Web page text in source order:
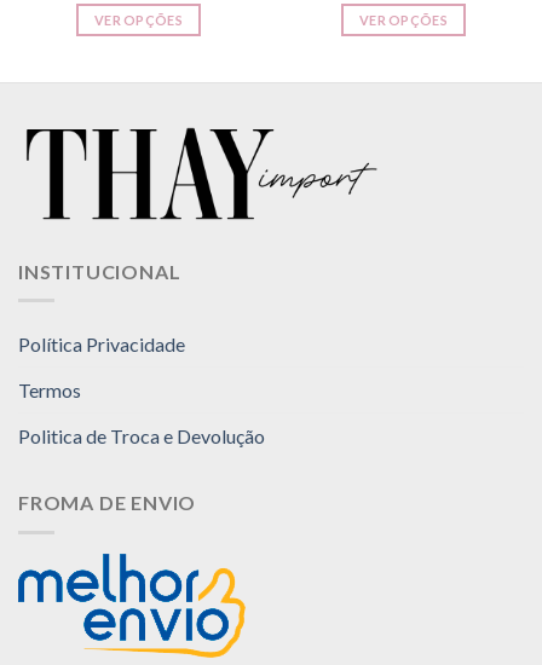
VER OPÇÕES
variantes.
opções
podem
escolhidas
do
VER OPÇÕES
INSTITUCIONAL
Política Privacidade
Termos
Politica de Troca e Devolução
FROMA DE ENVIO